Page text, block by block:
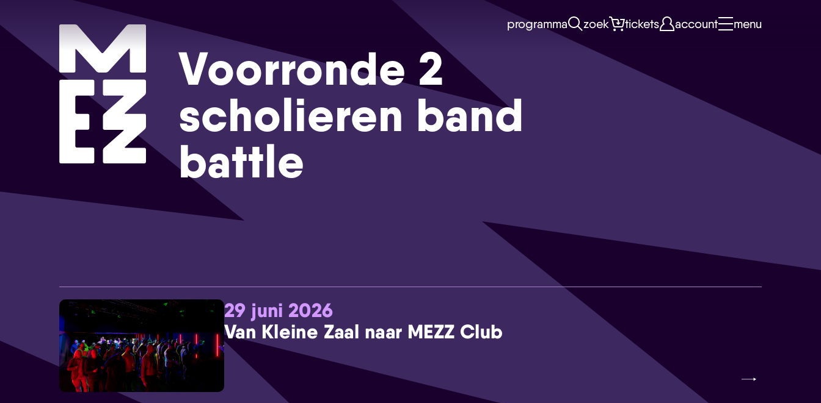
programma zoek tickets account menu
Voorronde 2
scholieren band
battle
29 juni 2026
Van Kleine Zaal naar MEZZ Club